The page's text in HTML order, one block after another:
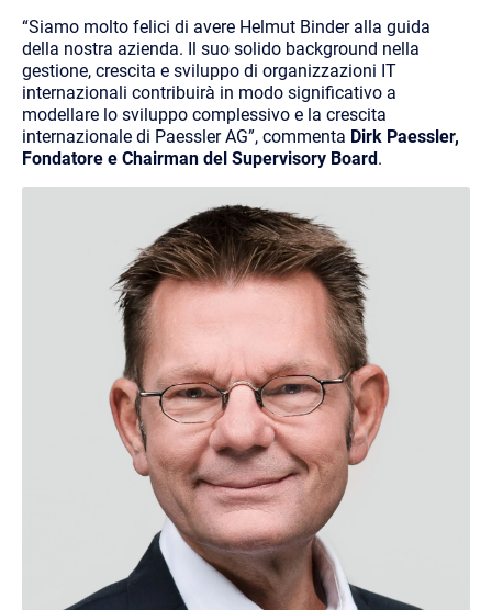
“Siamo molto felici di avere Helmut Binder alla guida
della nostra azienda. Il suo solido background nella
gestione, crescita e sviluppo di organizzazioni IT
internazionali contribuirà in modo significativo a
modellare lo sviluppo complessivo e la crescita
internazionale di Paessler AG”, commenta Dirk Paessler,
Fondatore e Chairman del Supervisory Board.